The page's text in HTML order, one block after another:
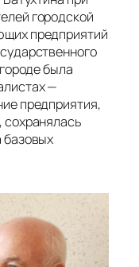
городской
предприятий
была
—
предприятия,
сохранялась
базовых